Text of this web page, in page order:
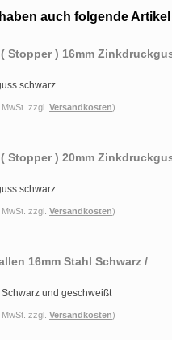
auch folgende Artikel
Stopper ) 16mm
schwarz
zzgl. Versandkosten)
Stopper ) 20mm
schwarz
zzgl. Versandkosten)
16mm Stahl Schwarz /
und geschweißt
zzgl. Versandkosten)